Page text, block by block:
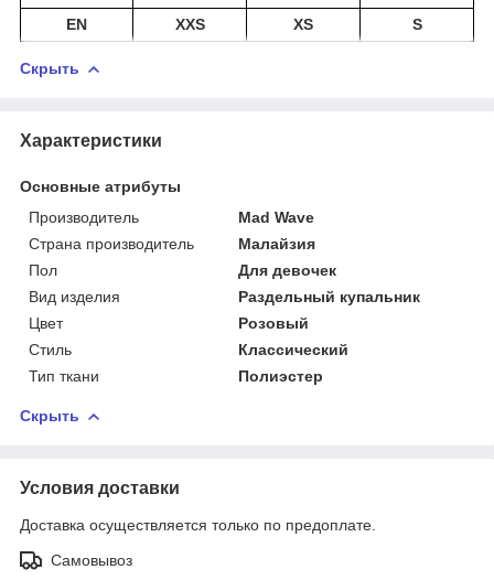
EN
XXS XS S
Скрыть
Характеристики
Основные атрибуты
Производитель
Mad Wave
Страна производитель
Малайзия
Пол
Для девочек
Вид изделия
Раздельный купальник
Цвет
Розовый
Стиль
Классический
Тип ткани
Полиэстер
Скрыть
Условия доставки
Доставка осуществляется только по предоплате.
Самовывоз